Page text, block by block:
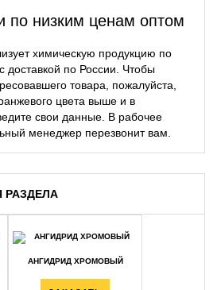
по низким ценам оптом
химическую продукцию по
доставкой по России. Чтобы
товара, пожалуйста,
цвета выше и в
свои данные. В рабочее
менеджер перезвонит вам.
РАЗДЕЛА
АНГИДРИД ХРОМОВЫЙ